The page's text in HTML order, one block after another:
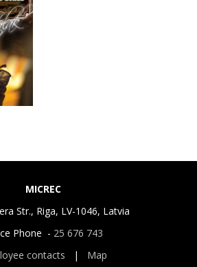
MICREC
Str., Riga, LV-1046, Latvia
Phone - 25 676 743
contacts | Map